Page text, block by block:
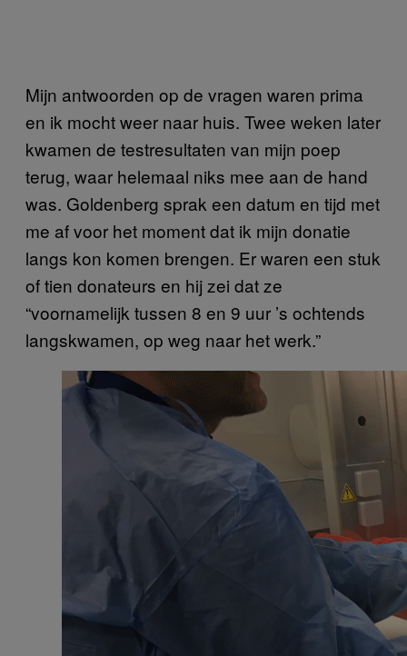
Mijn antwoorden op de vragen waren prima
en ik mocht weer naar huis. Twee weken later
kwamen de testresultaten van mijn poep
terug, waar helemaal niks mee aan de hand
was. Goldenberg sprak een datum en tijd met
me af voor het moment dat ik mijn donatie
langs kon komen brengen. Er waren een stuk
of tien donateurs en hij zei dat ze
“voornamelijk tussen 8 en 9 uur ’s ochtends
langskwamen, op weg naar het werk.”